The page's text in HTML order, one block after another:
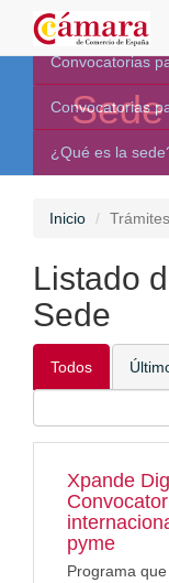
Convocatorias
Convocatorias
¿Qué es la
Inicio Trámites
Listado
Sede
Todos
Xpande
pyme
Programa